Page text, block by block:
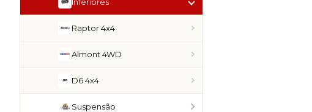
Raptor 4x4
Almont 4WD
D6 4x4
Suspensão